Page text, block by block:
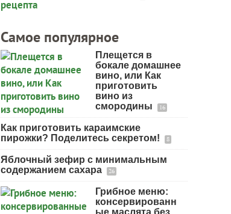
Самое популярное
Плещется в
бокале домашнее
вино, или Как
приготовить
вино из
смородины
16
Как приготовить караимские
пирожки? Поделитесь секретом!
8
Яблочный зефир с минимальным
содержанием сахара
26
Грибное меню:
консервированн
ые маслята без